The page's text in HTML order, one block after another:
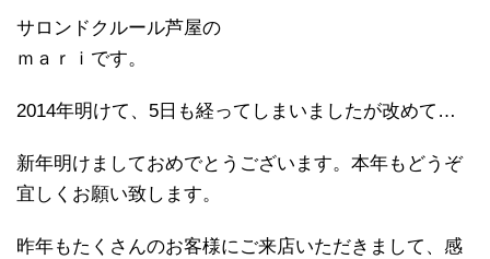
サロンドクルール芦屋の
ｍａｒｉです。
2014年明けて、5日も経ってしまいましたが改めて…
新年明けましておめでとうございます。本年もどうぞ
宜しくお願い致します。
昨年もたくさんのお客様にご来店いただきまして、感